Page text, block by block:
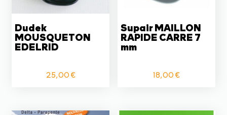
Dudek
MOUSQUETON
EDELRID
25,00€
Supair MAILLON
RAPIDE CARRE 7
mm
18,00€